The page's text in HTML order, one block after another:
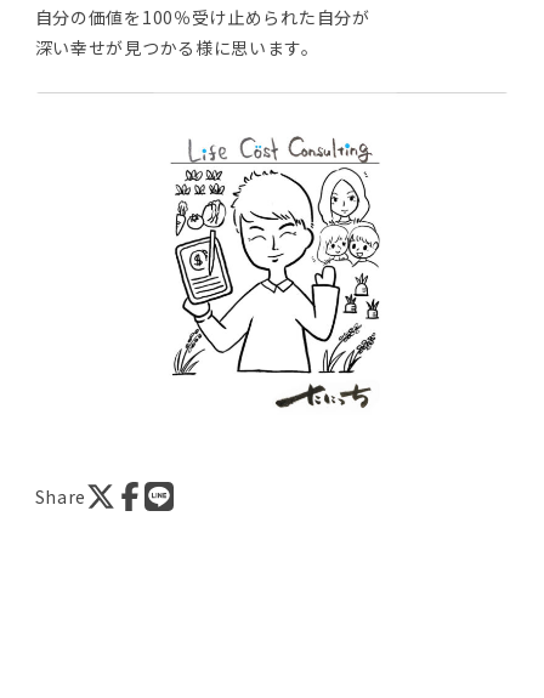
自分の価値を100％受け止められた自分が
深い幸せが見つかる様に思います。
Share